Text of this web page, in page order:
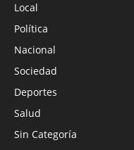
Local
Política
Nacional
Sociedad
Deportes
Salud
Sin Categoría